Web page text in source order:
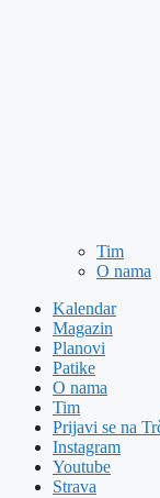
Tim
O nama
Kalendar
Magazin
Planovi
Patike
O nama
Tim
Prijavi se na
Instagram
Youtube
Strava